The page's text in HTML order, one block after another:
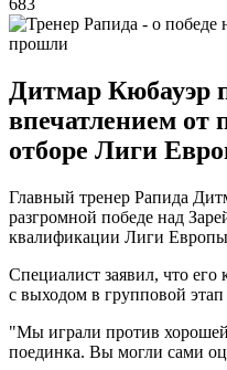
Дитмар Кюбауэр
впечатлением от
отборе Лиги
Главный тренер Рапида
разгромной победе над
квалификации Лиги
Специалист заявил, что
с выходом в групповой этап
"Мы играли против
поединка. Вы могли сами